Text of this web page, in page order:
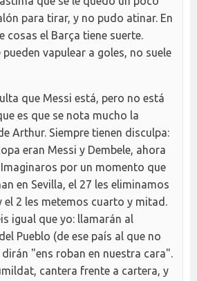
para tirar, y no pudo atinar. En
cosas el Barça tiene suerte.
pueden vapulear a goles, no suele
que Messi está, pero no está
es que se nota mucho la
Arthur. Siempre tienen disculpa:
eran Messi y Dembele, ahora
por un momento que
en Sevilla, el 27 les eliminamos
el 2 les metemos cuarto y mitad.
igual que yo: llamarán al
Pueblo (de ese país al que no
dirán "ens roban en nuestra cara".
cantera frente a cartera, y